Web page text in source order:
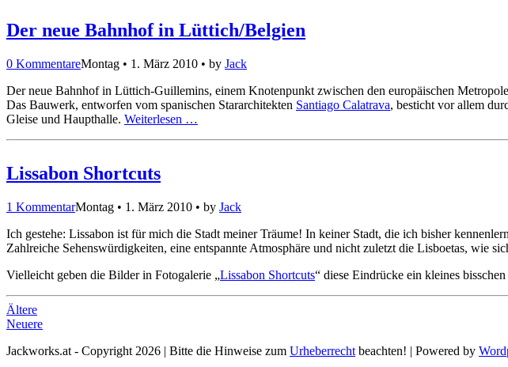
Der neue Bahnhof in Lüttich/Belgien
0 KommentareMontag • 1. März 2010 • by Jack
Der neue Bahnhof in Lüttich-Guillemins, einem Knotenpunkt zwischen den europäischen
Das Bauwerk, entworfen vom spanischen Stararchitekten Santiago Calatrava, besticht vor allem
Gleise und Haupthalle. Weiterlesen …
Lissabon Shortcuts
1 KommentarMontag • 1. März 2010 • by Jack
Ich gestehe: Lissabon ist für mich die Stadt meiner Träume! In keiner Stadt, die ich bisher
Zahlreiche Sehenswürdigkeiten, eine entspannte Atmosphäre und nicht zuletzt die Lisboetas, wie
Vielleicht geben die Bilder in Fotogalerie „Lissabon Shortcuts“ diese Eindrücke ein kleines
Ältere
Neuere
Jackworks.at - Copyright 2026 | Bitte die Hinweise zum Urheberrecht beachten! | Powered by